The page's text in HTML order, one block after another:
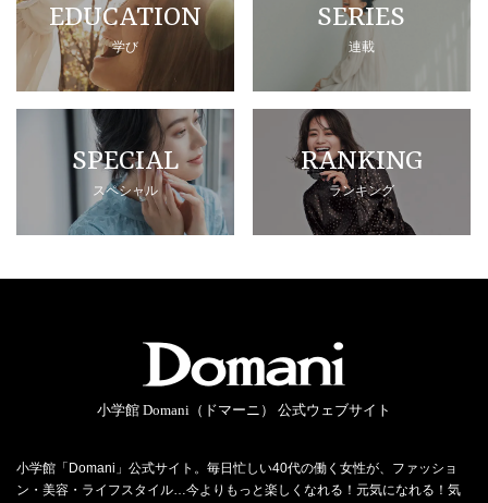
EDUCATION
学び
SERIES
連載
SPECIAL
スペシャル
RANKING
ランキング
小学館 Domani（ドマーニ） 公式ウェブサイト
小学館「Domani」公式サイト。毎日忙しい40代の働く女性が、ファッショ
ン・美容・ライフスタイル…今よりもっと楽しくなれる！元気になれる！気